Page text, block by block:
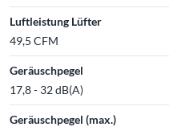
Luftleistung Lüfter
49,5 CFM
Geräuschpegel
17,8 - 32 dB(A)
Geräuschpegel (max.)